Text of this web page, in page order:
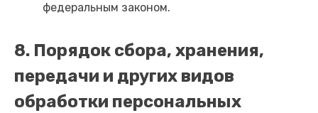
федеральным законом.
8. Порядок сбора, хранения,
передачи и других видов
обработки персональных